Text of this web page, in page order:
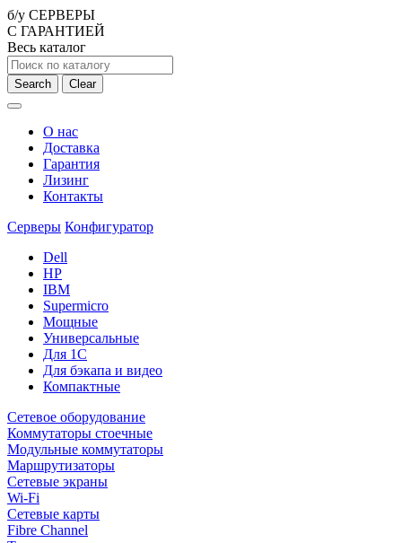
б/у СЕРВЕРЫ
С ГАРАНТИЕЙ
Весь каталог
Search Clear
О нас
Доставка
Гарантия
Лизинг
Контакты
Серверы Конфигуратор
Dell
HP
IBM
Supermicro
Мощные
Универсальные
Для 1С
Для бэкапа и видео
Компактные
Сетевое оборудование
Коммутаторы стоечные
Модульные коммутаторы
Маршрутизаторы
Сетевые экраны
Wi-Fi
Сетевые карты
Fibre Channel